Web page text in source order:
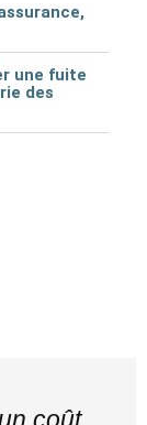
une fuite
des
coût